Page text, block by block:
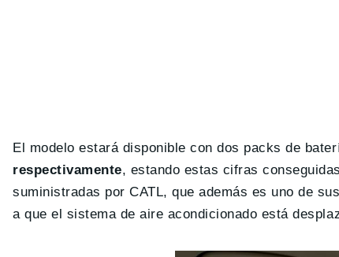
El modelo estará disponible con dos packs de
respectivamente, estando estas cifras
suministradas por CATL, que además es uno de
a que el sistema de aire acondicionado está